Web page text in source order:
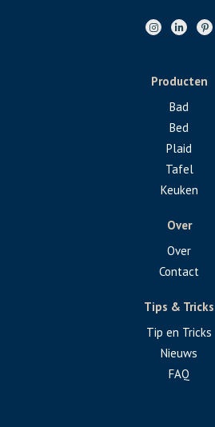
Producten
Bad
Bed
Plaid
Tafel
Keuken
Over
Over
Contact
Tips & Tricks
Tip en Tricks
Nieuws
FAQ